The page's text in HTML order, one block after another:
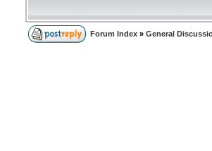
Forum Index » General